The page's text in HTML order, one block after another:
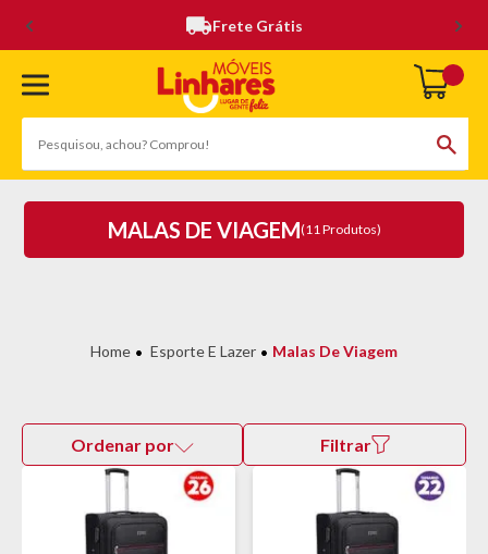
Frete Grátis
MALAS DE VIAGEM(11 Produtos)
Esporte E Lazer Malas De Viagem
Ordenar por Filtrar